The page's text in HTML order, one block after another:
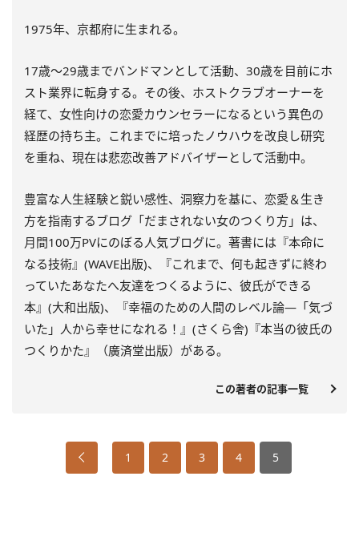
1975年、京都府に生まれる。
17歳～29歳までバンドマンとして活動、30歳を目前にホ
スト業界に転身する。その後、ホストクラブオーナーを
経て、女性向けの恋愛カウンセラーになるという異色の
経歴の持ち主。これまでに培ったノウハウを改良し研究
を重ね、現在は悲恋改善アドバイザーとして活動中。
豊富な人生経験と鋭い感性、洞察力を基に、恋愛＆生き
方を指南するブログ「だまされない女のつくり方」は、
月間100万PVにのぼる人気ブログに。著書には『本命に
なる技術』(WAVE出版)、『これまで、何も起きずに終わ
っていたあなたへ友達をつくるように、彼氏ができる
本』(大和出版)、『幸福のための人間のレベル論―「気づ
いた」人から幸せになれる！』(さくら舎)『本当の彼氏の
つくりかた』（廣済堂出版）がある。
この著者の記事一覧
1 2 3 4 5